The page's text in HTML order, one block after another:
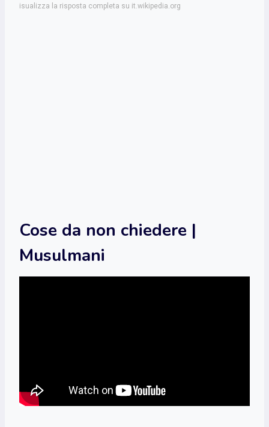
isualizza la risposta completa su it.wikipedia.org
Cose da non chiedere |
Musulmani